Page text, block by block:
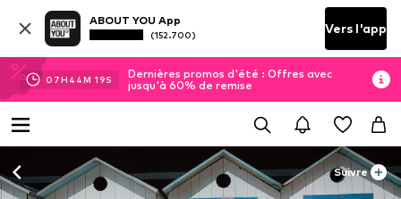
ABOUT YOU App
(152.700) Vers l'app
07H 44M 17S
Dernières promos d'été : Offres avec
jusqu'à 60% de remise
Suivre